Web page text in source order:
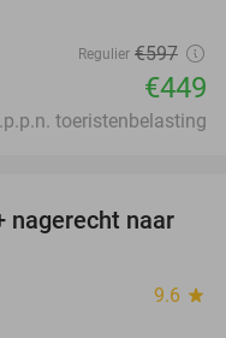
Regulier €597
€449
toeristenbelasting
37%
nagerecht naar
9.6 star